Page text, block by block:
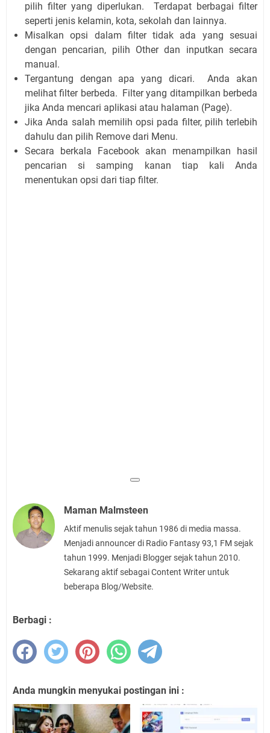
pilih filter yang diperlukan. Terdapat berbagai filter
seperti jenis kelamin, kota, sekolah dan lainnya.
Misalkan opsi dalam filter tidak ada yang sesuai
dengan pencarian, pilih Other dan inputkan secara
manual.
Tergantung dengan apa yang dicari. Anda akan
melihat filter berbeda. Filter yang ditampilkan berbeda
jika Anda mencari aplikasi atau halaman (Page).
Jika Anda salah memilih opsi pada filter, pilih terlebih
dahulu dan pilih Remove dari Menu.
Secara berkala Facebook akan menampilkan hasil
pencarian si samping kanan tiap kali Anda
menentukan opsi dari tiap filter.
Maman Malmsteen
Aktif menulis sejak tahun 1986 di media massa.
Menjadi announcer di Radio Fantasy 93,1 FM sejak
tahun 1999. Menjadi Blogger sejak tahun 2010.
Sekarang aktif sebagai Content Writer untuk
beberapa Blog/Website.
Berbagi :
Anda mungkin menyukai postingan ini :